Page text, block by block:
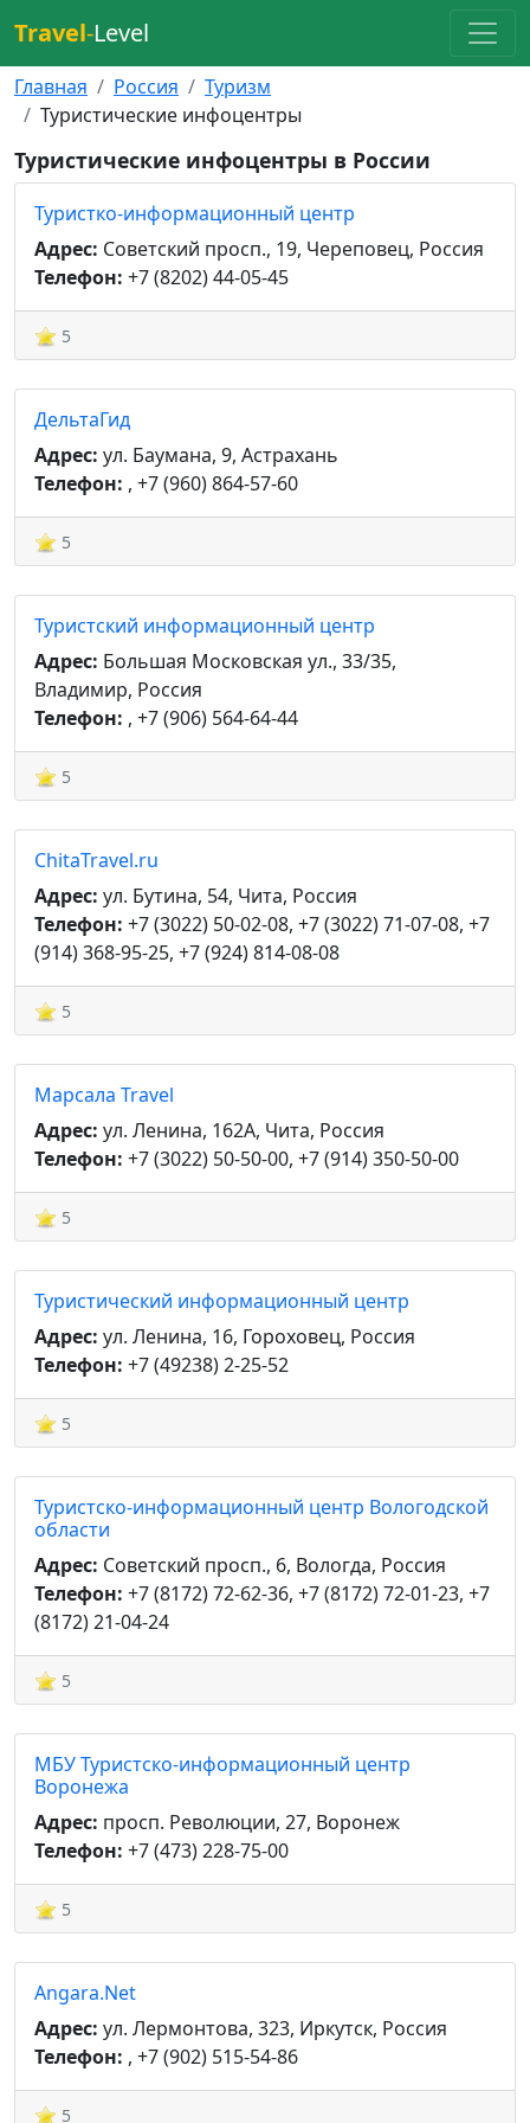
Travel-Level
Главная Россия
Туризм
Туристические инфоцентры
Туристические инфоцентры в России
Туристко-информационный центр
Адрес: Советский просп., 19, Череповец, Россия
Телефон: +7 (8202) 44-05-45
5
ДельтаГид
Адрес: ул. Баумана, 9, Астрахань
Телефон: , +7 (960) 864-57-60
5
Туристский информационный центр
Адрес: Большая Московская ул., 33/35,
Владимир, Россия
Телефон: , +7 (906) 564-64-44
5
ChitaTravel.ru
Адрес: ул. Бутина, 54, Чита, Россия
Телефон: +7 (3022) 50-02-08, +7 (3022) 71-07-08, +7
(914) 368-95-25, +7 (924) 814-08-08
5
Марсала Travel
Адрес: ул. Ленина, 162А, Чита, Россия
Телефон: +7 (3022) 50-50-00, +7 (914) 350-50-00
5
Туристический информационный центр
Адрес: ул. Ленина, 16, Гороховец, Россия
Телефон: +7 (49238) 2-25-52
5
Туристско-информационный центр Вологодской
области
Адрес: Советский просп., 6, Вологда, Россия
Телефон: +7 (8172) 72-62-36, +7 (8172) 72-01-23, +7
(8172) 21-04-24
5
МБУ Туристско-информационный центр
Воронежа
Адрес: просп. Революции, 27, Воронеж
Телефон: +7 (473) 228-75-00
5
Angara.Net
Адрес: ул. Лермонтова, 323, Иркутск, Россия
Телефон: , +7 (902) 515-54-86
5